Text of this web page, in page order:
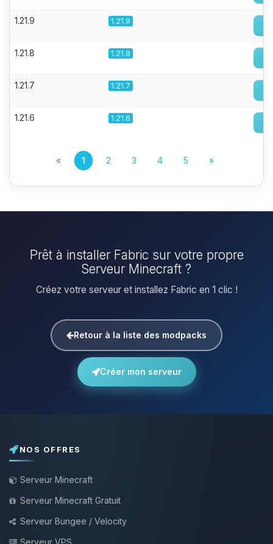
1.21.9 1.21.9
1.21.8 1.21.8
1.21.7 1.21.7
1.21.6 1.21.6
« 1 2 3 4 5 »
Prêt à installer Fabric sur votre propre
Serveur Minecraft ?
Créez votre serveur et installez Fabric en 1 clic !
Retour à la liste des modpacks
Créer mon serveur
NOS OFFRES
Serveur Minecraft
Serveur Minecraft Gratuit
Serveur Bungee / Velocity
Serveur VPS